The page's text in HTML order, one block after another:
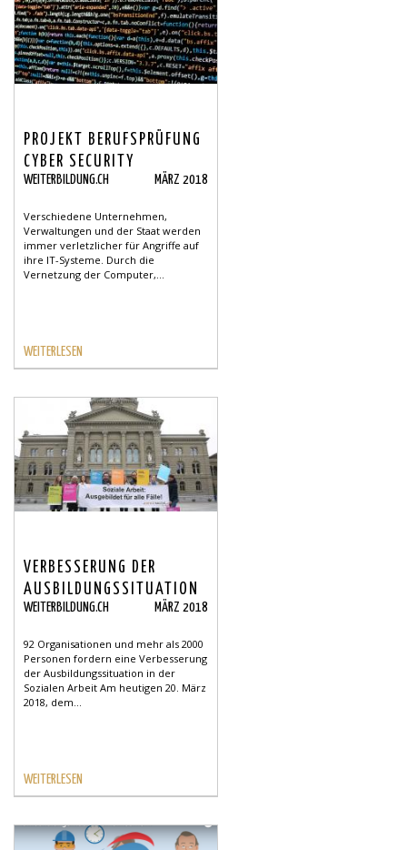
PROJEKT BERUFSPRÜFUNG
CYBER SECURITY
SPEZIALIST LANCIERT!
WEITERBILDUNG.CH MÄRZ 2018
Verschiedene Unternehmen,
Verwaltungen und der Staat werden
immer verletzlicher für Angriffe auf
ihre IT-Systeme. Durch die
Vernetzung der Computer,...
WEITERLESEN
VERBESSERUNG DER
AUSBILDUNGSSITUATION
IN DER SOZIALEN ARBEIT
WEITERBILDUNG.CH MÄRZ 2018
92 Organisationen und mehr als 2000
Personen fordern eine Verbesserung
der Ausbildungssituation in der
Sozialen Arbeit Am heutigen 20. März
2018, dem...
WEITERLESEN